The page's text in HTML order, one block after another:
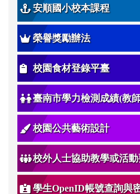
安順國小校本課程
榮譽獎勵辦法
校園食材登錄平臺
臺南市學力檢測成績(教
校園公共藝術設計
校外人士協助教學或活
學生OpenID帳號查詢與